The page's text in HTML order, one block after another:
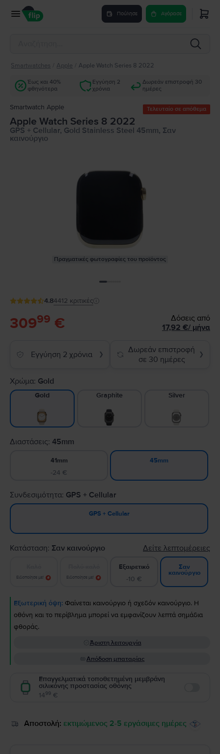
Πούλησε Αγόρασε
Smartwatches Apple Apple Watch Series 8 2022
Έως και 40%
φθηνότερα
Εγγύηση 2
χρόνια
Δωρεάν επιστροφή 30
ημέρες
Smartwatch Apple Τελευταίο σε απόθεμα
Apple Watch Series 8 2022
GPS + Cellular, Gold Stainless Steel 45mm, Σαν
καινούργιο
Πραγματικές φωτογραφίες του προϊόντος
4.84412 κριτικές
30999 €
Δόσεις από
17,92 €/ μήνα
Εγγύηση 2 χρόνια ❯
Δωρεάν επιστροφή
σε 30 ημέρες
❯
Χρώμα: Gold
Gold Graphite Silver
Διαστάσεις: 45mm
41mm
-24 €
45mm
Συνδεσιμότητα: GPS + Cellular
GPS + Cellular
Κατάσταση: Σαν καινούργιο Δείτε λεπτομέρειες
Ειδοποίησε με! Ειδοποίησε με!
Εξαιρετικό
-10 €
Σαν
καινούργιο
Εξωτερική όψη: Φαίνεται καινούργιο ή σχεδόν καινούργιο. Η
οθόνη και το περίβλημα μπορεί να εμφανίζουν λεπτά σημάδια
φθοράς.
Άριστη λειτουργία
Απόδοση μπαταρίας
Επαγγελματικά τοποθετημένη μεμβράνη
σιλικόνης προστασίας οθόνης
1499 €
Αποστολή: εκτιμώμενος 2-5 εργάσιμες ημέρες